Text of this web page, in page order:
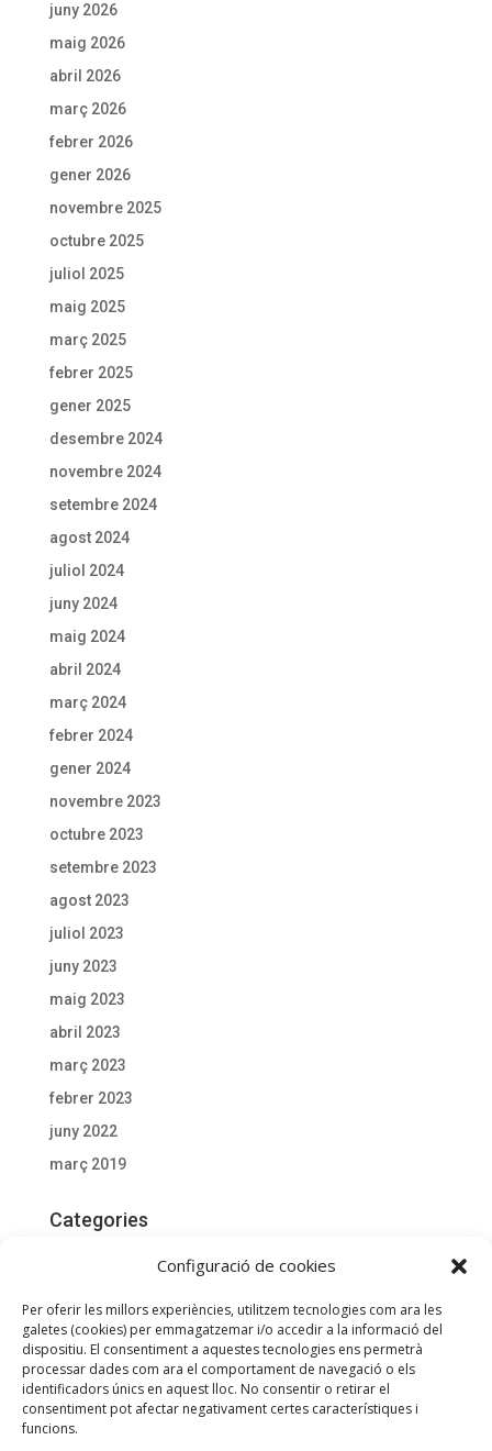
Configuració de cookies
Per oferir les millors experiències, utilitzem tecnologies com ara les
galetes (cookies) per emmagatzemar i/o accedir a la informació del
dispositiu. El consentiment a aquestes tecnologies ens permetrà
processar dades com ara el comportament de navegació o els
identificadors únics en aquest lloc. No consentir o retirar el
consentiment pot afectar negativament certes característiques i
funcions.
juny 2026
maig 2026
abril 2026
març 2026
febrer 2026
gener 2026
novembre 2025
octubre 2025
juliol 2025
maig 2025
març 2025
febrer 2025
gener 2025
desembre 2024
novembre 2024
setembre 2024
agost 2024
juliol 2024
juny 2024
maig 2024
abril 2024
març 2024
febrer 2024
gener 2024
novembre 2023
octubre 2023
setembre 2023
agost 2023
juliol 2023
juny 2023
maig 2023
abril 2023
març 2023
febrer 2023
juny 2022
març 2019
Categories
General
Meta
Entra